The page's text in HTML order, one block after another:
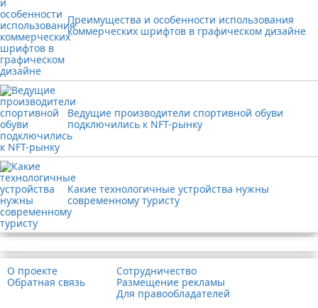
Преимущества и особенности использования
коммерческих шрифтов в графическом дизайне
Ведущие производители спортивной обуви
подключились к NFT-рынку
Какие технологичные устройства нужны
современному туристу
О проекте
Обратная связь
Сотрудничество
Размещение рекламы
Для правообладателей